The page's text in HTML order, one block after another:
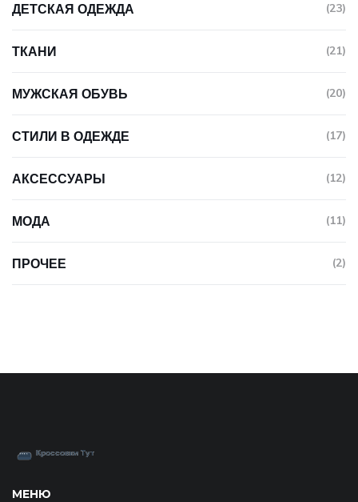
ДЕТСКАЯ ОДЕЖДА (23)
ТКАНИ (21)
МУЖСКАЯ ОБУВЬ (20)
СТИЛИ В ОДЕЖДЕ (17)
АКСЕССУАРЫ (12)
МОДА (11)
ПРОЧЕЕ (2)
МЕНЮ